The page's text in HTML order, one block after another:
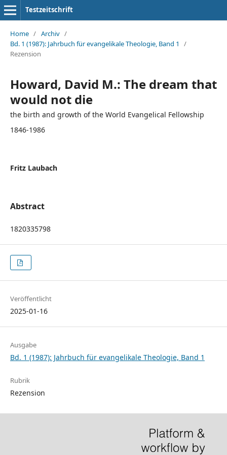
Testzeitschrift
Home / Archiv /
Bd. 1 (1987): Jahrbuch für evangelikale Theologie, Band 1
/
Rezension
Howard, David M.: The dream that
would not die
the birth and growth of the World Evangelical Fellowship
1846-1986
Fritz Laubach
Abstract
1820335798
Veröffentlicht
2025-01-16
Ausgabe
Bd. 1 (1987): Jahrbuch für evangelikale Theologie, Band 1
Rubrik
Rezension